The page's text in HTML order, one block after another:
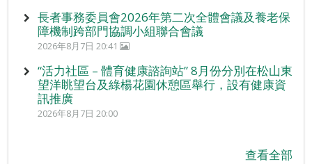
長者事務委員會2026年第二次全體會議及養老保
障機制跨部門協調小組聯合會議
2026年8月7日 20:41
“活力社區 – 體育健康諮詢站” 8月份分別在松山東
望洋眺望台及綠楊花園休憩區舉行，設有健康資
訊推廣
2026年8月7日 20:00
查看全部